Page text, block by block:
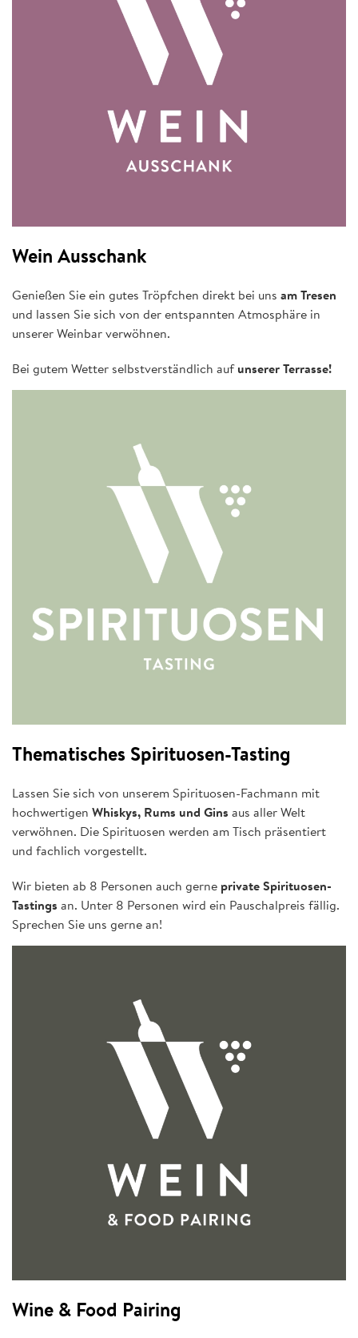
Wein Ausschank
Genießen Sie ein gutes Tröpfchen direkt bei uns am Tresen
und lassen Sie sich von der entspannten Atmosphäre in
unserer Weinbar verwöhnen.
Bei gutem Wetter selbstverständlich aufunserer Terrasse!
Thematisches Spirituosen-Tasting
Lassen Sie sich von unserem Spirituosen-Fachmann mit
hochwertigen Whiskys, Rums und Gins aus aller Welt
verwöhnen. Die Spirituosen werden am Tisch präsentiert
und fachlich vorgestellt.
Wir bieten ab 8 Personen auch gerne private Spirituosen-
Tastings an. Unter 8 Personen wird ein Pauschalpreis fällig.
Sprechen Sie uns gerne an!
Wine & Food Pairing